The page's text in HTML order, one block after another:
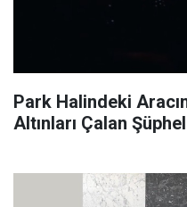
Park Halindeki
Altınları Çalan